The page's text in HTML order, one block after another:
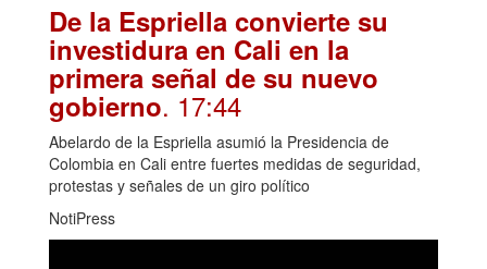
De la Espriella convierte su
investidura en Cali en la
primera señal de su nuevo
gobierno. 17:44
Abelardo de la Espriella asumió la Presidencia de
Colombia en Cali entre fuertes medidas de seguridad,
protestas y señales de un giro político
NotiPress